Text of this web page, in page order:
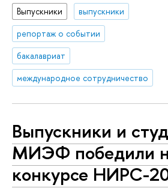
Выпускники
выпускники
репортаж о событии
бакалавриат
международное сотрудничество
Выпускники и
МИЭФ победили
конкурсе НИРС-